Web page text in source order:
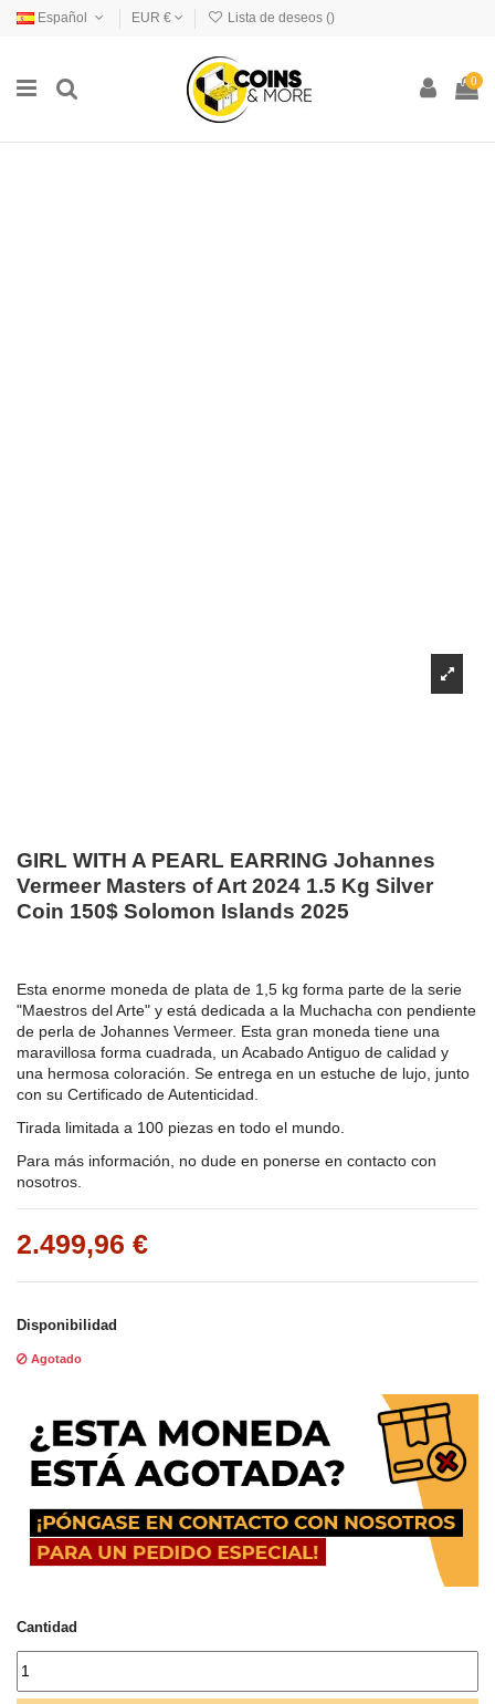
Español EUR € Lista de deseos ()
0
GIRL WITH A PEARL EARRING Johannes
Vermeer Masters of Art 2024 1.5 Kg Silver
Coin 150$ Solomon Islands 2025
Esta enorme moneda de plata de 1,5 kg forma parte de la serie
"Maestros del Arte" y está dedicada a la Muchacha con pendiente
de perla de Johannes Vermeer. Esta gran moneda tiene una
maravillosa forma cuadrada, un Acabado Antiguo de calidad y
una hermosa coloración. Se entrega en un estuche de lujo, junto
con su Certificado de Autenticidad.
Tirada limitada a 100 piezas en todo el mundo.
Para más información, no dude en ponerse en contacto con
nosotros.
2.499,96 €
Disponibilidad
Agotado
Cantidad